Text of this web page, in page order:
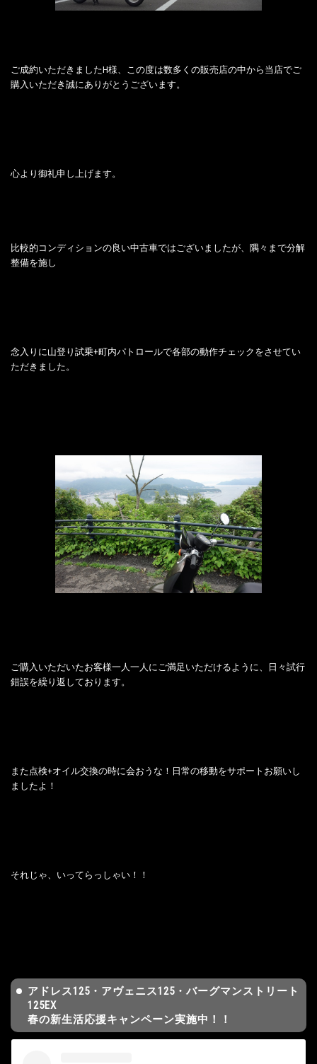
ご成約いただきましたH様、この度は数多くの販売店の中から当店でご
購入いただき誠にありがとうございます。
心より御礼申し上げます。
比較的コンディションの良い中古車ではございましたが、隅々まで分解
整備を施し
念入りに山登り試乗+町内パトロールで各部の動作チェックをさせてい
ただきました。
ご購入いただいたお客様一人一人にご満足いただけるように、日々試行
錯誤を繰り返しております。
また点検+オイル交換の時に会おうな！日常の移動をサポートお願いし
ましたよ！
それじゃ、いってらっしゃい！！
アドレス125・アヴェニス125・バーグマンストリート
125EX
春の新生活応援キャンペーン実施中！！